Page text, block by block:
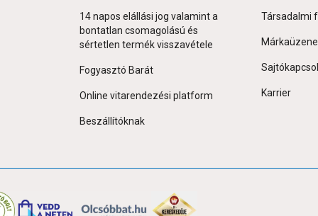
14 napos elállási jog valamint a
bontatlan csomagolású és
sértetlen termék visszavétele
Fogyasztó Barát
Online vitarendezési platform
Beszállítóknak
Társadalmi
Karrier